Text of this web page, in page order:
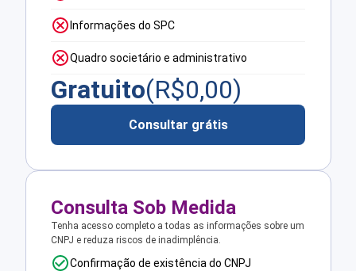
Informações do SPC
Quadro societário e administrativo
Gratuito(R$0,00)
Consultar grátis
Consulta Sob Medida
Tenha acesso completo a todas as informações sobre um
CNPJ e reduza riscos de inadimplência.
Confirmação de existência do CNPJ